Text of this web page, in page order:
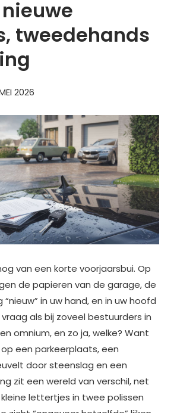
tweedehands
2026
van een korte voorjaarsbui. Op
de papieren van de garage, de
in uw hand, en in uw hoofd
als bij zoveel bestuurders in
omnium, en zo ja, welke? Want
een parkeerplaats, een
door steenslag en een
zit een wereld van verschil, net
lettertjes in twee polissen